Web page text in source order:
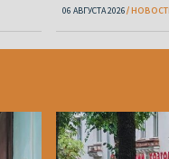
06 АВГУСТА 2026